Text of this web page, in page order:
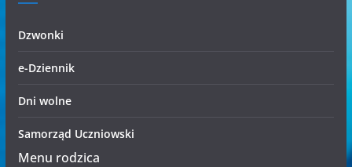
i
Dzwonki
e-Dziennik
Dni wolne
Samorząd Uczniowski
Menu rodzica